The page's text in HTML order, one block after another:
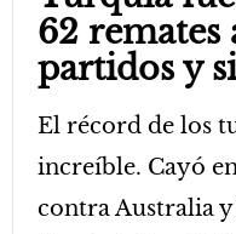
62 remates
partidos y
El récord de los
increíble. Cayó
contra Australia y